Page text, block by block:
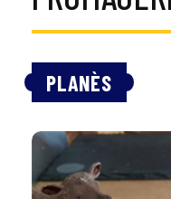
PLANÈS